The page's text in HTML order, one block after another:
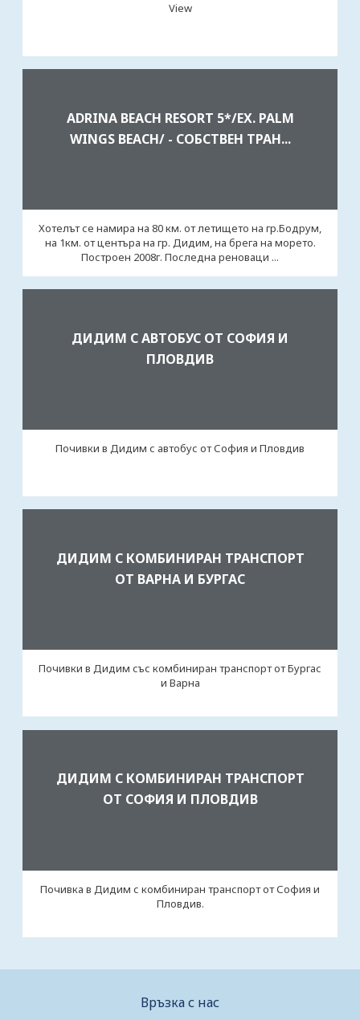
View
ADRINA BEACH RESORT 5*/EX. PALM
WINGS BEACH/ - СОБСТВЕН ТРАН...
Хотелът се намира на 80 км. от летището на гр.Бодрум,
на 1км. от центъра на гр. Дидим, на брега на морето.
Построен 2008г. Последна реноваци ...
ДИДИМ С АВТОБУС ОТ СОФИЯ И
ПЛОВДИВ
Почивки в Дидим с автобус от София и Пловдив
ДИДИМ С КОМБИНИРАН ТРАНСПОРТ
ОТ ВАРНА И БУРГАС
Почивки в Дидим със комбиниран транспорт от Бургас
и Варна
ДИДИМ С КОМБИНИРАН ТРАНСПОРТ
ОТ СОФИЯ И ПЛОВДИВ
Почивка в Дидим с комбиниран транспорт от София и
Пловдив.
Връзка с нас